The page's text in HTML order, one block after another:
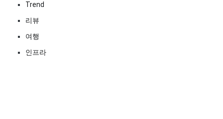
Trend
리뷰
여행
인프라